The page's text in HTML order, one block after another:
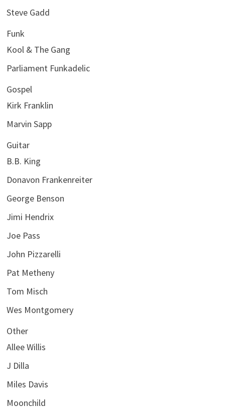
Steve Gadd
Funk
Kool & The Gang
Parliament Funkadelic
Gospel
Kirk Franklin
Marvin Sapp
Guitar
B.B. King
Donavon Frankenreiter
George Benson
Jimi Hendrix
Joe Pass
John Pizzarelli
Pat Metheny
Tom Misch
Wes Montgomery
Other
Allee Willis
J Dilla
Miles Davis
Moonchild